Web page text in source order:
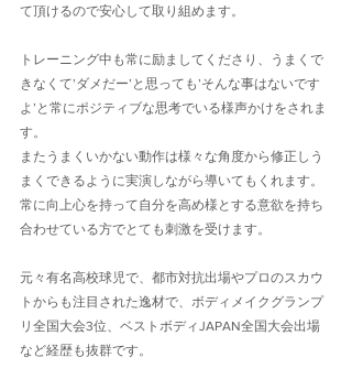
て頂けるので安心して取り組めます。
トレーニング中も常に励ましてくださり、うまくで
きなくて’ダメだー’と思っても’そんな事はないです
よ’と常にポジティブな思考でいる様声かけをされま
す。
またうまくいかない動作は様々な角度から修正しう
まくできるように実演しながら導いてもくれます。
常に向上心を持って自分を高め様とする意欲を持ち
合わせている方でとても刺激を受けます。
元々有名高校球児で、都市対抗出場やプロのスカウ
トからも注目された逸材で、ボディメイクグランプ
リ全国大会3位、ベストボディJAPAN全国大会出場
など経歴も抜群です。